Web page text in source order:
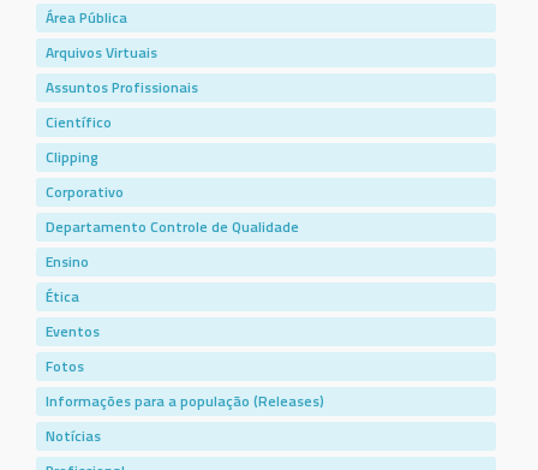
Área Pública
Arquivos Virtuais
Assuntos Profissionais
Científico
Clipping
Corporativo
Departamento Controle de Qualidade
Ensino
Ética
Eventos
Fotos
Informações para a população (Releases)
Notícias